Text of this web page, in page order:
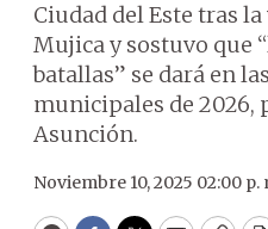
Ciudad del Este tras
Mujica y sostuvo que
batallas” se dará en
municipales de
Asunción.
Noviembre 10, 2025 02:00 p.